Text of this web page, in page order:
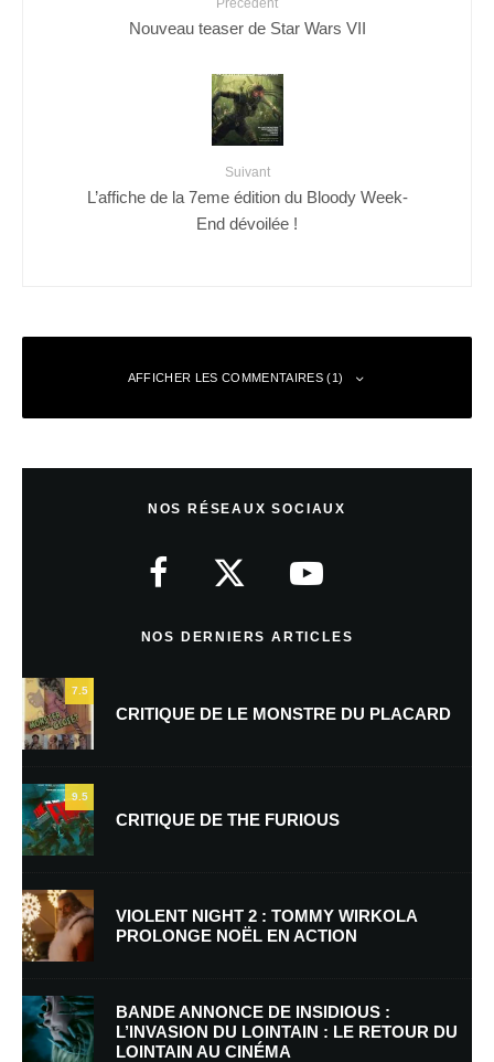
Précédent
Nouveau teaser de Star Wars VII
Suivant
L’affiche de la 7eme édition du Bloody Week-
End dévoilée !
AFFICHER LES COMMENTAIRES (1)
31 août 2015 à 19 h 11 min
Laisser un commentaire
Votre adresse e-mail ne sera pas publiée.
indiqués avec
Nom*
NOS RÉSEAUX SOCIAUX
NOS DERNIERS ARTICLES
7.5
CRITIQUE DE LE MONSTRE DU PLACARD
9.5
CRITIQUE DE THE FURIOUS
VIOLENT NIGHT 2 : TOMMY WIRKOLA
PROLONGE NOËL EN ACTION
BANDE ANNONCE DE INSIDIOUS :
L’INVASION DU LOINTAIN : LE RETOUR DU
LOINTAIN AU CINÉMA